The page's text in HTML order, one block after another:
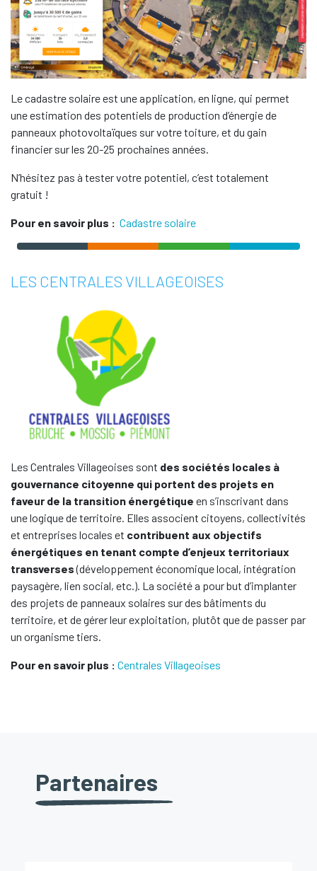
Le cadastre solaire est une application, en ligne, qui permet
une estimation des potentiels de production d’énergie de
panneaux photovoltaïques sur votre toiture, et du gain
financier sur les 20-25 prochaines années.
N’hésitez pas à tester votre potentiel, c’est totalement
gratuit !
Pour en savoir plus : Cadastre solaire
LES CENTRALES VILLAGEOISES
Les Centrales Villageoises sont des sociétés locales à
gouvernance citoyenne qui portent des projets en
faveur de la transition énergétique en s’inscrivant dans
une logique de territoire. Elles associent citoyens, collectivités
et entreprises locales et contribuent aux objectifs
énergétiques en tenant compte d’enjeux territoriaux
transverses(développement économique local, intégration
paysagère, lien social, etc.). La société a pour but d’implanter
des projets de panneaux solaires sur des bâtiments du
territoire, et de gérer leur exploitation, plutôt que de passer par
un organisme tiers.
Pour en savoir plus : Centrales Villageoises
Partenaires